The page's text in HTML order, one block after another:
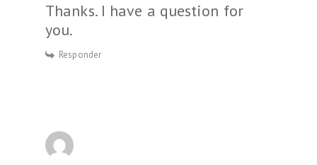
Thanks. I have a question for
you.
Responder